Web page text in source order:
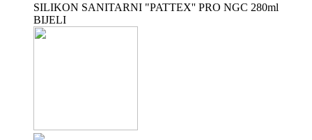
SILIKON SANITARNI "PATTEX'' PRO NGC 280ml
BIJELI